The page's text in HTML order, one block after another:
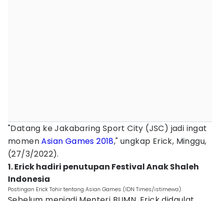
"Datang ke Jakabaring Sport City (JSC) jadi ingat
momenAsian Games 2018," ungkap Erick, Minggu,
(27/3/2022).
1. Erick hadiri penutupan Festival Anak Shaleh
Indonesia
Postingan Erick Tohir tentang Asian Games (IDN Times/istimewa)